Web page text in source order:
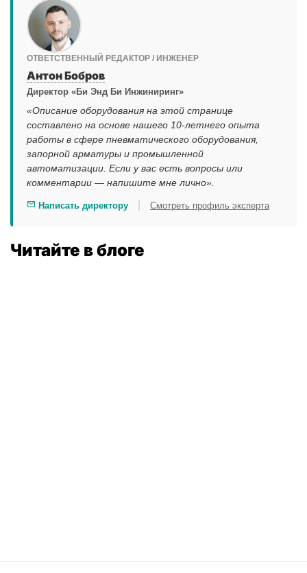
ОТВЕТСТВЕННЫЙ РЕДАКТОР / ИНЖЕНЕР
Антон Бобров
Директор «Би Энд Би Инжиниринг»
«Описание оборудования на этой странице
составлено на основе нашего 10-летнего опыта
работы в сфере пневматического оборудования,
запорной арматуры и промышленной
автоматизации. Если у вас есть вопросы или
комментарии — напишите мне лично».
Написать директору Смотреть профиль эксперта
Читайте в блоге